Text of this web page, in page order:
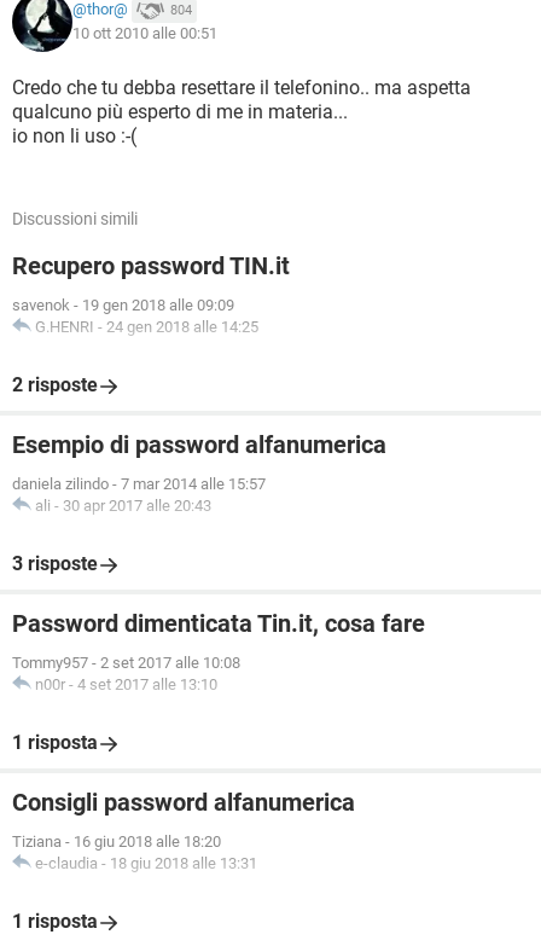
@thor@ 804
10 ott 2010 alle 00:51
Credo che tu debba resettare il telefonino.. ma aspetta
qualcuno più esperto di me in materia...
io non li uso :-(
Discussioni simili
Recupero password TIN.it
savenok - 19 gen 2018 alle 09:09
G.HENRI - 24 gen 2018 alle 14:25
2 risposte
Esempio di password alfanumerica
daniela zilindo - 7 mar 2014 alle 15:57
ali - 30 apr 2017 alle 20:43
3 risposte
Password dimenticata Tin.it, cosa fare
Tommy957 - 2 set 2017 alle 10:08
n00r - 4 set 2017 alle 13:10
1 risposta
Consigli password alfanumerica
Tiziana - 16 giu 2018 alle 18:20
e-claudia - 18 giu 2018 alle 13:31
1 risposta